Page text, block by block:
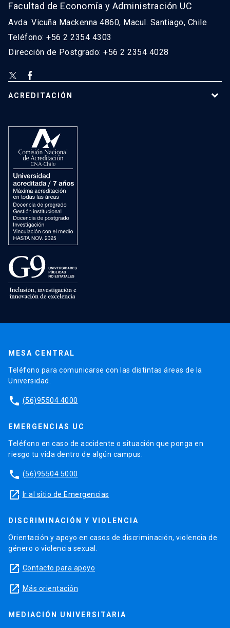
Facultad de Economía y Administración UC
Avda. Vicuña Mackenna 4860, Macul. Santiago, Chile
Teléfono: +56 2 2354 4303
Dirección de Postgrado: +56 2 2354 4028
ACREDITACIÓN
MESA CENTRAL
Teléfono para comunicarse con las distintas áreas de la
Universidad.
phone (56)95504 4000
EMERGENCIAS UC
Teléfono en caso de accidente o situación que ponga en
riesgo tu vida dentro de algún campus.
phone (56)95504 5000
launch Ir al sitio de Emergencias
DISCRIMINACIÓN Y VIOLENCIA
Orientación y apoyo en casos de discriminación, violencia de
género o violencia sexual.
launch Contacto para apoyo
launch Más orientación
MEDIACIÓN UNIVERSITARIA